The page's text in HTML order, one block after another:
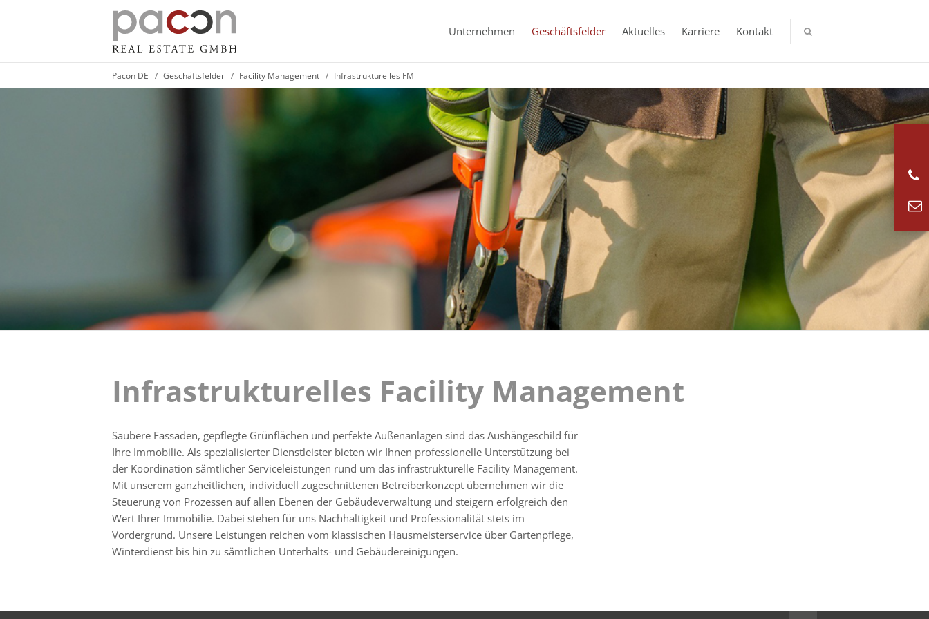
Unternehmen Geschäftsfelder Aktuelles Karriere Kontakt
Pacon DE Geschäftsfelder Facility Management Infrastrukturelles FM
Infrastrukturelles Facility Management
Saubere Fassaden, gepflegte Grünflächen und perfekte Außenanlagen sind das Aushängeschild für
Ihre Immobilie. Als spezialisierter Dienstleister bieten wir Ihnen professionelle Unterstützung bei
der Koordination sämtlicher Serviceleistungen rund um das infrastrukturelle Facility Management.
Mit unserem ganzheitlichen, individuell zugeschnittenen Betreiberkonzept übernehmen wir die
Steuerung von Prozessen auf allen Ebenen der Gebäudeverwaltung und steigern erfolgreich den
Wert Ihrer Immobilie. Dabei stehen für uns Nachhaltigkeit und Professionalität stets im
Vordergrund. Unsere Leistungen reichen vom klassischen Hausmeisterservice über Gartenpflege,
Winterdienst bis hin zu sämtlichen Unterhalts- und Gebäudereinigungen.